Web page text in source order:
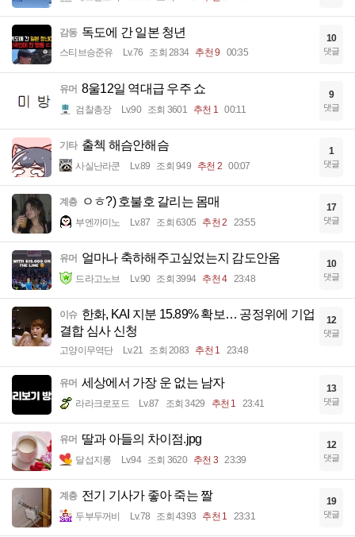
감동 독도에 간 일본 청년
스티브승준유 Lv.76 조회 2834 추천 9 00:35
10
댓글
유머 8울12일 역대급 우주 쇼
검찰총장 Lv.90 조회 3601 추천 1 00:11
9
댓글
기타 출첵 해슴안해슴
사실난라쿤 Lv.89 조회 949 추천 2 00:07
1
댓글
계층 ㅇㅎ?) 호불호 갈리는 몸매
부엔까미노 Lv.87 조회 6305 추천 2 23:55
17
댓글
유머 얼마나 축하해주고싶었는지 감도안옴
드라고노브 Lv.90 조회 3994 추천 4 23:48
10
댓글
이슈 한화, KAI 지분 15.89% 확보… 공정위에 기업
결합 심사 신청
고양이무역단 Lv.21 조회 2083 추천 1 23:48
12
댓글
유머 세상에서 가장 운 없는 남자
라라크로포드 Lv.87 조회 3429 추천 1 23:41
13
댓글
유머 딸과 아들의 차이점.jpg
달섭지롱 Lv.94 조회 3620 추천 3 23:39
12
댓글
계층 전기 기사가 좋아 죽는 짤
두부두꺼비 Lv.78 조회 4393 추천 1 23:31
19
댓글